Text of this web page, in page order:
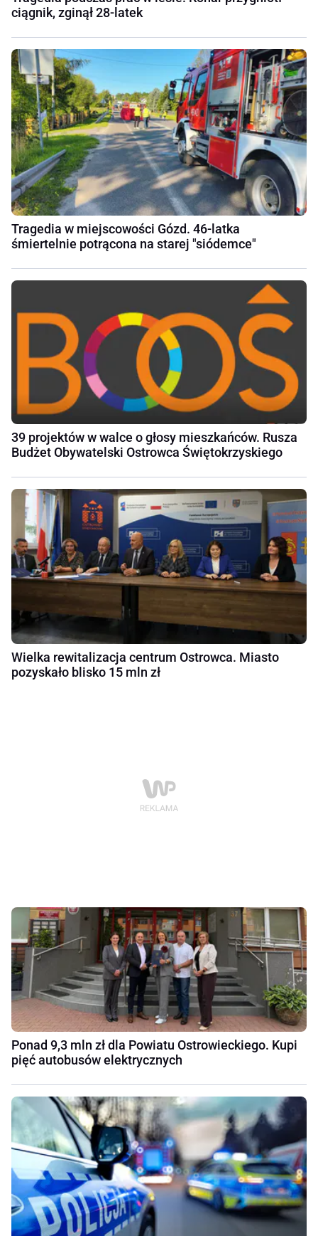
ciągnik, zginął 28-latek
Tragedia w miejscowości Gózd. 46-latka
śmiertelnie potrącona na starej "siódemce"
39 projektów w walce o głosy mieszkańców. Rusza
Budżet Obywatelski Ostrowca Świętokrzyskiego
Wielka rewitalizacja centrum Ostrowca. Miasto
pozyskało blisko 15 mln zł
Ponad 9,3 mln zł dla Powiatu Ostrowieckiego. Kupi
pięć autobusów elektrycznych